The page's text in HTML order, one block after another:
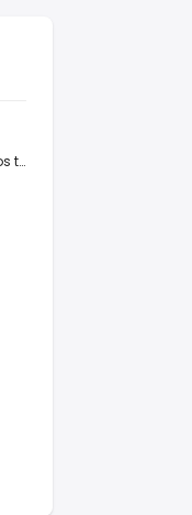
Impuestos totales